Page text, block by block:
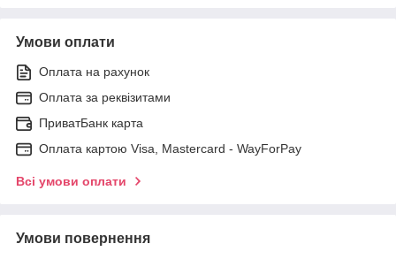
Умови оплати
Оплата на рахунок
Оплата за реквізитами
ПриватБанк карта
Оплата картою Visa, Mastercard - WayForPay
Всі умови оплати
Умови повернення